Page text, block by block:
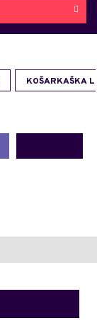
KOŠARKAŠKA